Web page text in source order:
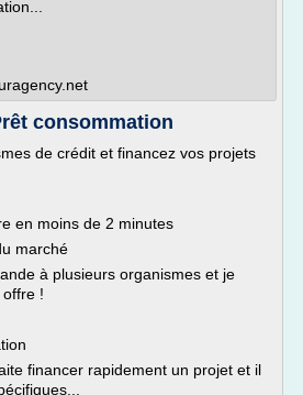
consommation
de crédit et financez vos projets
en moins de 2 minutes
marché
à plusieurs organismes et je
!
financer rapidement un projet et il